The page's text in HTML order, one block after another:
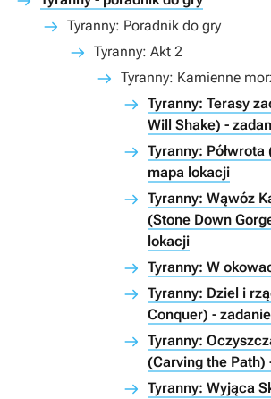
Tyranny: Poradnik do gry
Tyranny: Akt 2
Tyranny: Kamienne
Tyranny: Terasy
Will Shake) -
Tyranny:
mapa lokacji
Tyranny: Wąwóz
(Stone Down
lokacji
Tyranny: W
Tyranny: Dziel i
Conquer) -
Tyranny:
(Carving the Path)
Tyranny: Wyjąca